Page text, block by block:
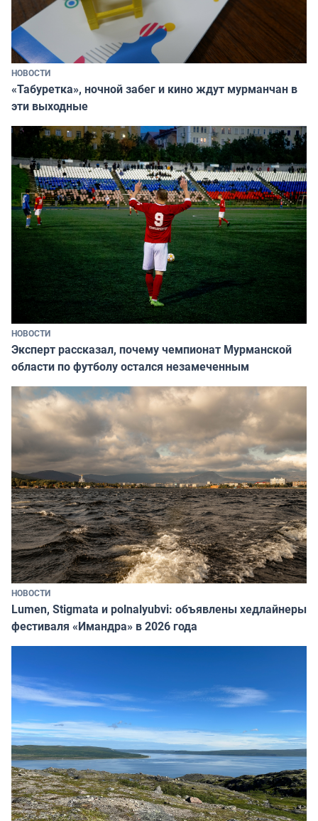
НОВОСТИ
«Табуретка», ночной забег и кино ждут мурманчан в
эти выходные
НОВОСТИ
Эксперт рассказал, почему чемпионат Мурманской
области по футболу остался незамеченным
НОВОСТИ
Lumen, Stigmata и polnalyubvi: объявлены хедлайнеры
фестиваля «Имандра» в 2026 года